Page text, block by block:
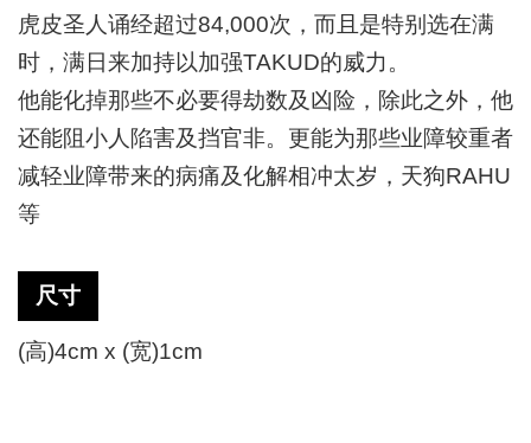
虎皮圣人诵经超过84,000次，而且是特别选在满
时，满日来加持以加强TAKUD的威力。
他能化掉那些不必要得劫数及凶险，除此之外，他
还能阻小人陷害及挡官非。更能为那些业障较重者
减轻业障带来的病痛及化解相冲太岁，天狗RAHU
等
尺寸
(高)4cm x (宽)1cm